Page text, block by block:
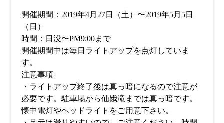
開催期間：2019年4月27日（土）〜2019年5月5日
（日）
時間：日没〜PM9:00まで
開催期間中は毎日ライトアップを点灯していま
す。
注意事項
・ライトアップ終了後は真っ暗になるので注意が
必要です。駐車場から仙娥滝までは真っ暗です。
懐中電灯やヘッドライトをご用意下さい。